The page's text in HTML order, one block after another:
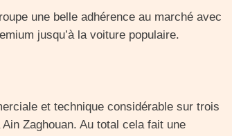
une belle adhérence au marché avec
jusqu’à la voiture populaire.
et technique considérable sur trois
Zaghouan. Au total cela fait une